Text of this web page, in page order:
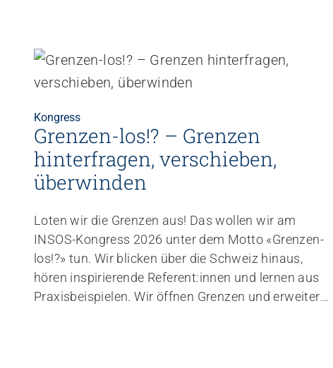
Kongress
Grenzen-los!? – Grenzen
hinterfragen, verschieben,
überwinden
Loten wir die Grenzen aus! Das wollen wir am
INSOS-Kongress 2026 unter dem Motto «Grenzen-
los!?» tun. Wir blicken über die Schweiz hinaus,
hören inspirierende Referent:innen und lernen aus
Praxisbeispielen. Wir öffnen Grenzen und erweitern